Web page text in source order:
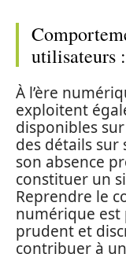
utilisateurs
À l’ère
exploitent
disponibles
des détails sur
son absence
constituer un
Reprendre le
numérique
prudent et
contribuer à